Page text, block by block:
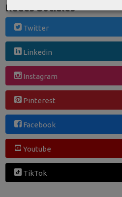
Redes Sociales
Twitter
Linkedin
Instagram
Pinterest
Facebook
Youtube
TikTok